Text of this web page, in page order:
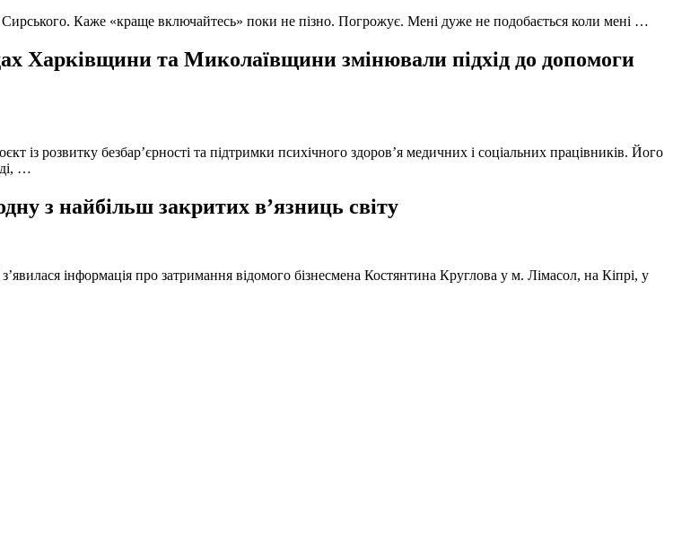
Каже «краще включайтесь» поки не пізно. Погрожує. Мені дуже не подобається коли мені …
Харківщини та Миколаївщини змінювали підхід до допомоги
із розвитку безбар’єрності та підтримки психічного здоров’я медичних і соціальних працівників. Його
…
з найбільш закритих в’язниць світу
інформація про затримання відомого бізнесмена Костянтина Круглова у м. Лімасол, на Кіпрі, у